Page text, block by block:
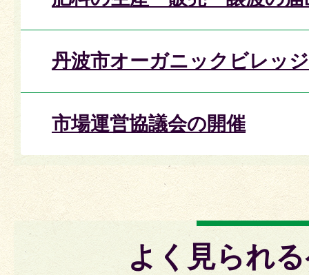
丹波市オーガニックビレッ
市場運営協議会の開催
よく見られ